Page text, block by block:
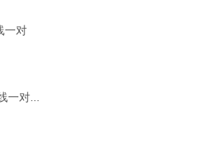
一对
一对...